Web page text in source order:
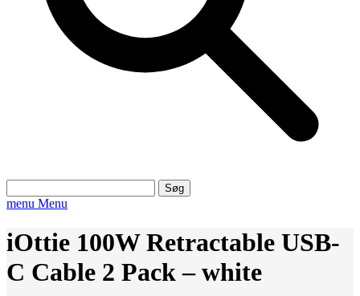
efter:
menu Menu
iOttie 100W Retractable USB-
C Cable 2 Pack – white